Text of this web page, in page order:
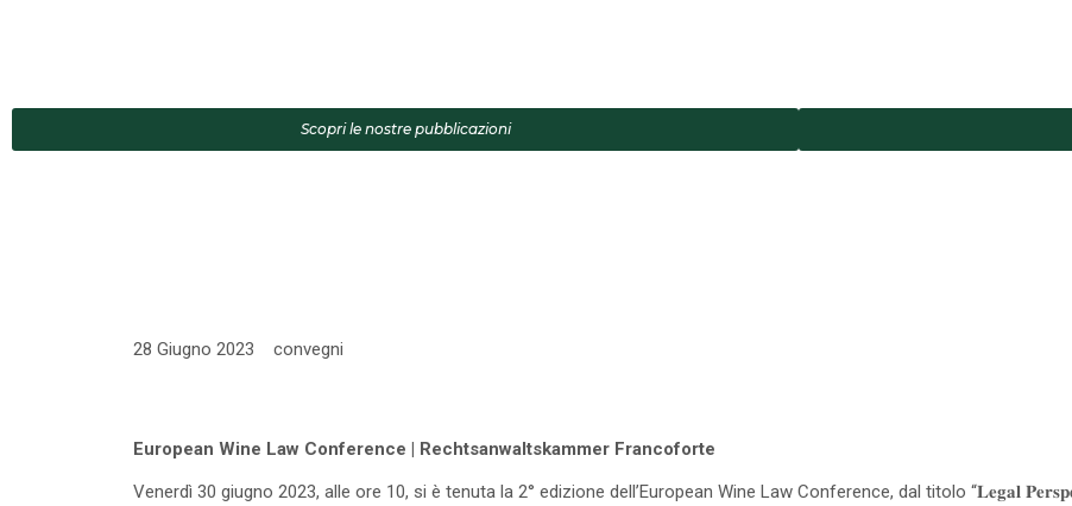
Scopri le nostre pubblicazioni
28 Giugno 2023 convegni
European Wine Law Conference | Rechtsanwaltskammer Francoforte
Venerdì 30 giugno 2023, alle ore 10, si è tenuta la 2° edizione dell’European Wine Law Conference, dal titolo “𝐋𝐞𝐠𝐚𝐥